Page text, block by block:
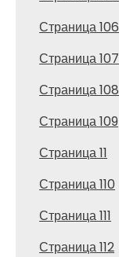
Страница 106
Страница 107
Страница 108
Страница 109
Страница 11
Страница 110
Страница 111
Страница 112